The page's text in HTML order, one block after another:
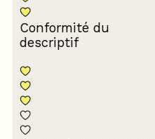
Conformité du
descriptif